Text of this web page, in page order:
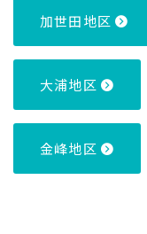
加世田地区
大浦地区
金峰地区